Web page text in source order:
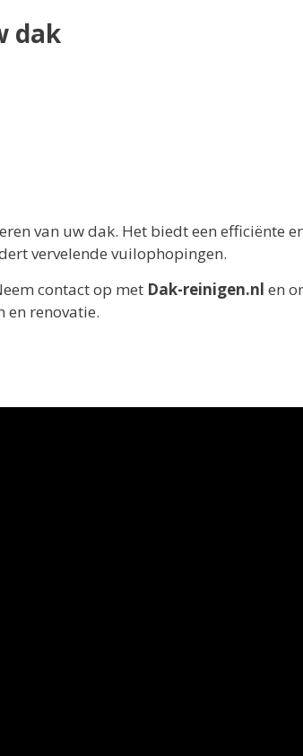
dak
van uw dak. Het biedt een efficiënte
vervelende vuilophopingen.
contact op met Dak-reinigen.nl en
en renovatie.